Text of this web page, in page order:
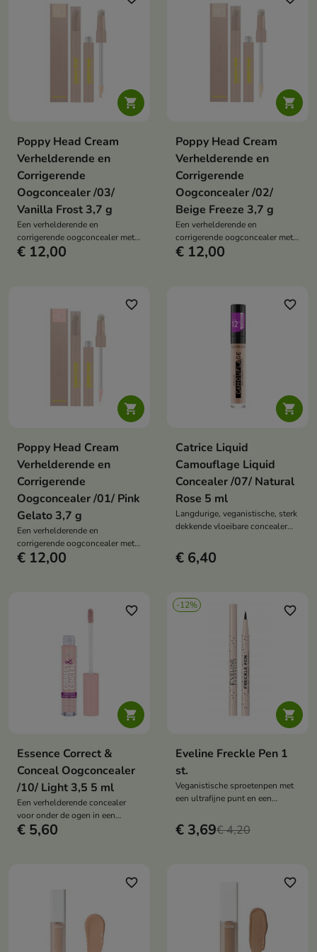

Poppy Head Cream
Verhelderende en
Corrigerende
Oogconcealer /03/
Vanilla Frost 3,7 g
Een verhelderende en
corrigerende oogconcealer met
een lichte formule die de
€ 12,00

Poppy Head Cream
Verhelderende en
Corrigerende
Oogconcealer /02/
Beige Freeze 3,7 g
Een verhelderende en
corrigerende oogconcealer met
een lichte formule die de
€ 12,00

favorite_border
Poppy Head Cream
Verhelderende en
Corrigerende
Oogconcealer /01/ Pink
Gelato 3,7 g
Een verhelderende en
corrigerende oogconcealer met
een lichte formule die de
€ 12,00

favorite_border
Catrice Liquid
Camouflage Liquid
Concealer /07/ Natural
Rose 5 ml
Langdurige, veganistische, sterk
dekkende vloeibare concealer
oneffenheden en roodheid tot
wel 12 uur lang effectief
€ 6,40

favorite_border
Essence Correct &
Conceal Oogconcealer
/10/ Light 3,5 5 ml
Een verhelderende concealer
voor onder de ogen in een
lichtroze tint die de ogen verfrist
met aloë vera zorgen ervoor dat
de huid rond de ogen er stralend
€ 5,60
-12%

favorite_border
Eveline Freckle Pen 1
st.
Veganistische sproetenpen met
een ultrafijne punt en een
formule creëert natuurlijke
sproeten en garandeert
€ 3,69€ 4,20
favorite_border favorite_border